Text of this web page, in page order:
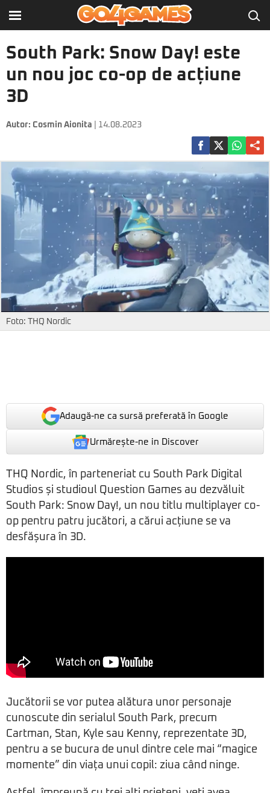
South Park: Snow Day! este
un nou joc co-op de acțiune
3D
Autor: Cosmin Aionita | 14.08.2023
Foto: THQ Nordic
Adaugă-ne ca sursă preferată în Google
Urmărește-ne in Discover
THQ Nordic, în parteneriat cu South Park Digital
Studios și studioul Question Games au dezvăluit
South Park: Snow Day!, un nou titlu multiplayer co-
op pentru patru jucători, a cărui acțiune se va
desfășura în 3D.
Jucătorii se vor putea alătura unor personaje
cunoscute din serialul South Park, precum
Cartman, Stan, Kyle sau Kenny, reprezentate 3D,
pentru a se bucura de unul dintre cele mai “magice
momente” din viața unui copil: ziua când ninge.